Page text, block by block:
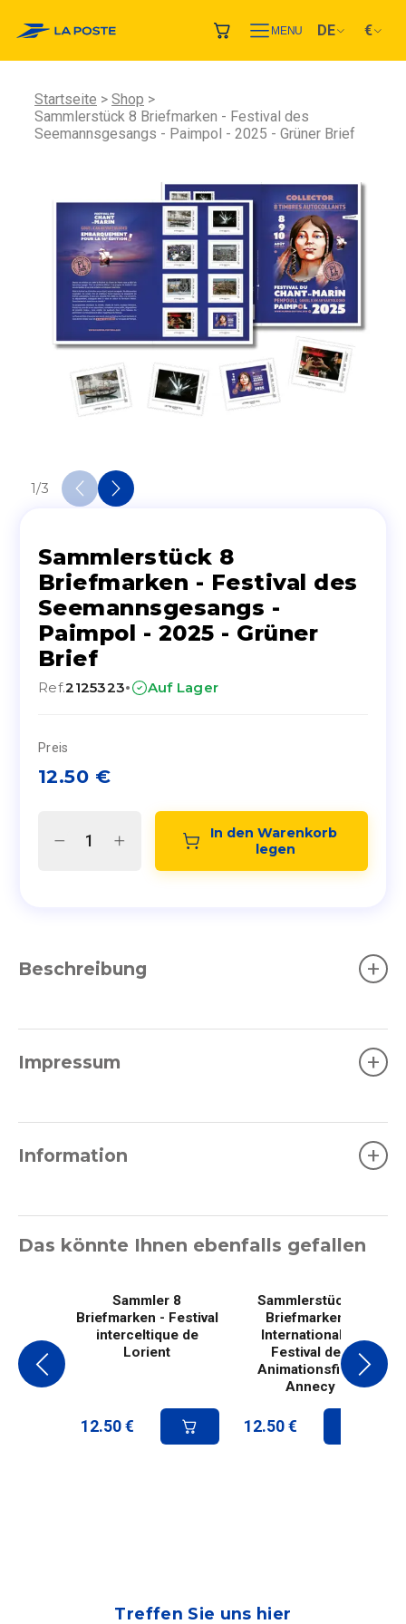
MENU DE €
Startseite
Shop
Sammlerstück 8 Briefmarken - Festival des
Seemannsgesangs - Paimpol - 2025 - Grüner Brief
1/3
Sammlerstück 8
Briefmarken - Festival des
Seemannsgesangs -
Paimpol - 2025 - Grüner
Brief
Ref.2125323· Auf Lager
Preis
12.50 €
In den Warenkorb
legen
Beschreibung +
Impressum +
Information +
Das könnte Ihnen ebenfalls gefallen
Sammler 8
Briefmarken - Festival
interceltique de
Lorient
12.50 €
Sammlerstück 8
Briefmarken -
Internationales
Festival des
Animationsfilms
Annecy
12.50 €
Treffen Sie uns hier